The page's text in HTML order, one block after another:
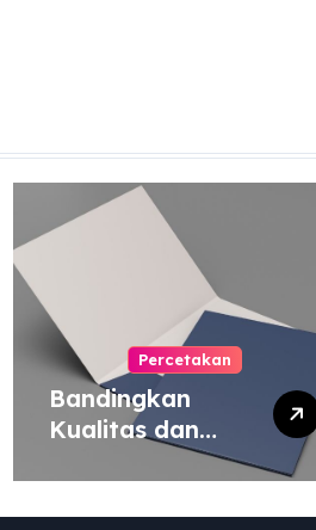
Percetakan
Bandingkan
Kualitas dan
Harga Cetak
Map yang Murah
atau Mahal